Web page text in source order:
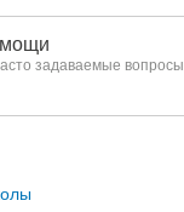
задаваемые вопросы